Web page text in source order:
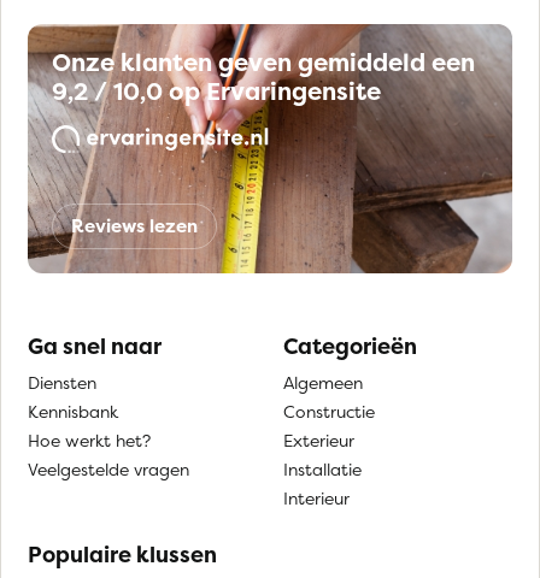
Onze klanten geven gemiddeld een
9,2 / 10,0 op Ervaringensite
Reviews lezen
Ga snel naar
Diensten
Kennisbank
Hoe werkt het?
Veelgestelde vragen
Categorieën
Algemeen
Constructie
Exterieur
Installatie
Interieur
Populaire klussen